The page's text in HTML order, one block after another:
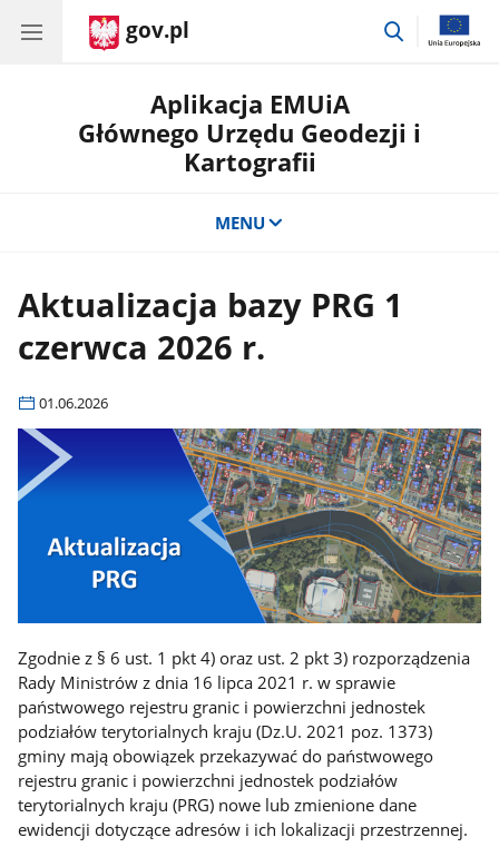
gov.pl
przejdź
Aplikacja EMUiA
Głównego Urzędu Geodezji i
Kartografii
MENU
Aktualizacja bazy PRG 1
czerwca 2026 r.
01.06.2026
Zgodnie z § 6 ust. 1 pkt 4) oraz ust. 2 pkt 3) rozporządzenia
Rady Ministrów z dnia 16 lipca 2021 r. w sprawie
państwowego rejestru granic i powierzchni jednostek
podziałów terytorialnych kraju (Dz.U. 2021 poz. 1373)
gminy mają obowiązek przekazywać do państwowego
rejestru granic i powierzchni jednostek podziałów
terytorialnych kraju (PRG) nowe lub zmienione dane
ewidencji dotyczące adresów i ich lokalizacji przestrzennej.